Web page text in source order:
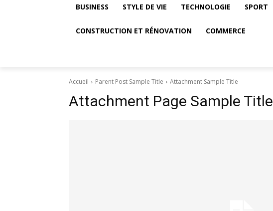
BUSINESS STYLE DE VIE TECHNOLOGIE SPORT
CONSTRUCTION ET RÉNOVATION COMMERCE
Accueil Parent Post Sample Title Attachment Sample Title
Attachment Page Sample Title